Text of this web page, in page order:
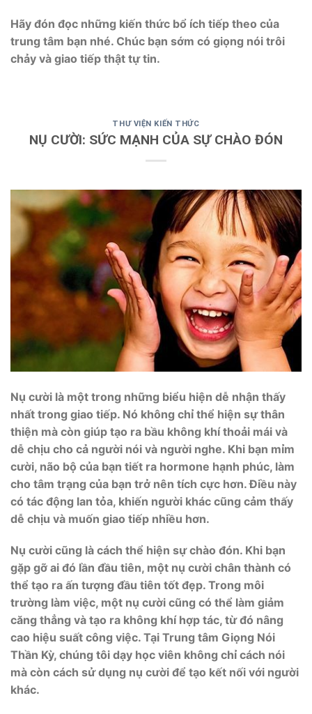
Hãy đón đọc những kiến thức bổ ích tiếp theo của
trung tâm bạn nhé. Chúc bạn sớm có giọng nói trôi
chảy và giao tiếp thật tự tin.
THƯ VIỆN KIẾN THỨC
NỤ CƯỜI: SỨC MẠNH CỦA SỰ CHÀO ĐÓN
Nụ cười là một trong những biểu hiện dễ nhận thấy
nhất trong giao tiếp. Nó không chỉ thể hiện sự thân
thiện mà còn giúp tạo ra bầu không khí thoải mái và
dễ chịu cho cả người nói và người nghe. Khi bạn mỉm
cười, não bộ của bạn tiết ra hormone hạnh phúc, làm
cho tâm trạng của bạn trở nên tích cực hơn. Điều này
có tác động lan tỏa, khiến người khác cũng cảm thấy
dễ chịu và muốn giao tiếp nhiều hơn.
Nụ cười cũng là cách thể hiện sự chào đón. Khi bạn
gặp gỡ ai đó lần đầu tiên, một nụ cười chân thành có
thể tạo ra ấn tượng đầu tiên tốt đẹp. Trong môi
trường làm việc, một nụ cười cũng có thể làm giảm
căng thẳng và tạo ra không khí hợp tác, từ đó nâng
cao hiệu suất công việc. Tại Trung tâm Giọng Nói
Thần Kỳ, chúng tôi dạy học viên không chỉ cách nói
mà còn cách sử dụng nụ cười để tạo kết nối với người
khác.